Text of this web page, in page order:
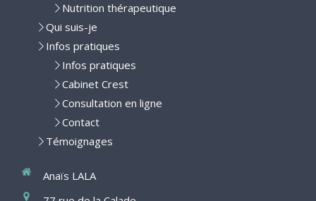
Nutrition thérapeutique
Qui suis-je
Infos pratiques
Infos pratiques
Cabinet Crest
Consultation en ligne
Contact
Témoignages
Anaïs LALA